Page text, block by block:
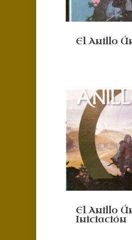
El Anillo
El Anillo
Iniciación